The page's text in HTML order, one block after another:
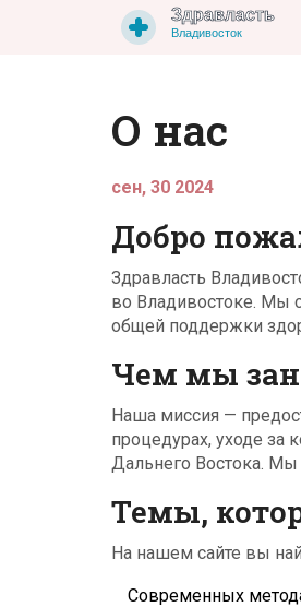
О нас
сен, 30 2024
Добро
Здравласть
во Владивостоке. Мы
общей поддержки
Чем мы
Наша миссия —
процедурах, уходе за
Дальнего Востока.
Темы,
На нашем сайте вы
Современных